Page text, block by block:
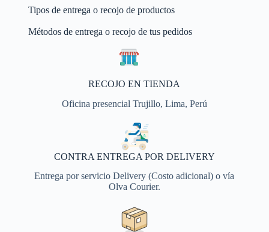
Tipos de entrega o recojo de productos
Métodos de entrega o recojo de tus pedidos
RECOJO EN TIENDA
Oficina presencial Trujillo, Lima, Perú
CONTRA ENTREGA POR DELIVERY
Entrega por servicio Delivery (Costo adicional) o vía
Olva Courier.